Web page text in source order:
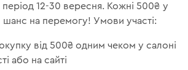
період 12-30 вересня. Кожні 500₴ у
на перемогу! Умови участі:
від 500₴ одним чеком у салоні
або на сайті